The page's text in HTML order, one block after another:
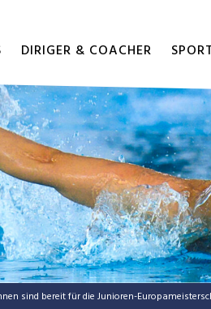
DIRIGER & COACHER
sind bereit für die Junioren-